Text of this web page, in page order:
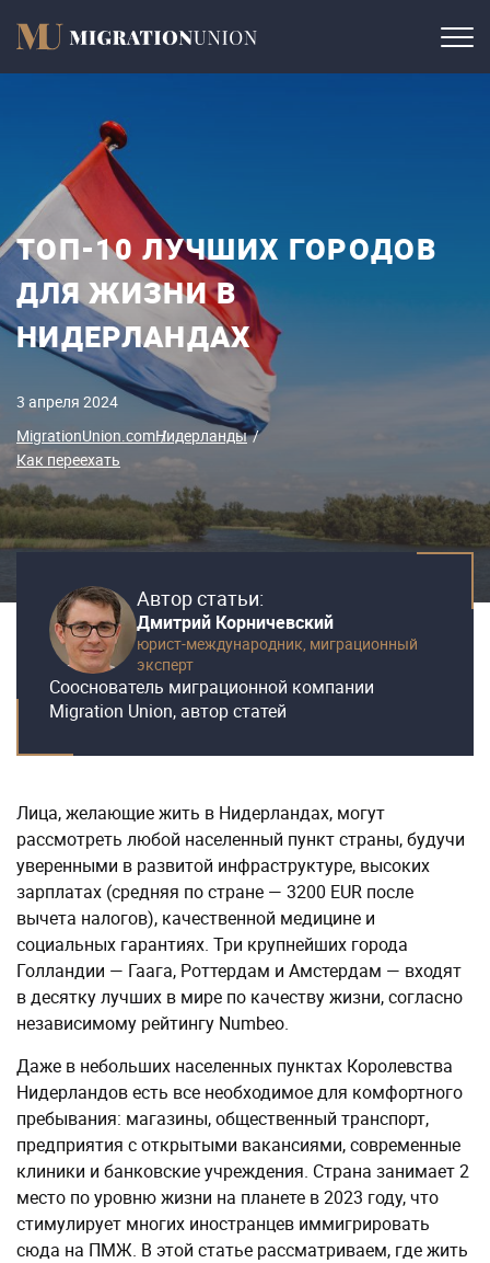
ТОП-10 ЛУЧШИХ ГОРОДОВ
ДЛЯ ЖИЗНИ В
НИДЕРЛАНДАХ
3 апреля 2024
MigrationUnion.comНидерланды
Как переехать
Автор статьи:
Дмитрий Корничевский
юрист-международник, миграционный
эксперт
Сооснователь миграционной компании
Migration Union, автор статей
Лица, желающие жить в Нидерландах, могут
рассмотреть любой населенный пункт страны, будучи
уверенными в развитой инфраструктуре, высоких
зарплатах (средняя по стране — 3200 EUR после
вычета налогов), качественной медицине и
социальных гарантиях. Три крупнейших города
Голландии — Гаага, Роттердам и Амстердам — входят
в десятку лучших в мире по качеству жизни, согласно
независимому рейтингу Numbeo.
Даже в небольших населенных пунктах Королевства
Нидерландов есть все необходимое для комфортного
пребывания: магазины, общественный транспорт,
предприятия с открытыми вакансиями, современные
клиники и банковские учреждения. Страна занимает 2
место по уровню жизни на планете в 2023 году, что
стимулирует многих иностранцев иммигрировать
сюда на ПМЖ. В этой статье рассматриваем, где жить